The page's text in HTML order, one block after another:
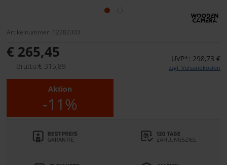
Artikelnummer: 12282303
€ 265,45
Brutto:€ 315,89
UVP*: 298,73 €
zzgl. Versandkosten
Aktion
-11%